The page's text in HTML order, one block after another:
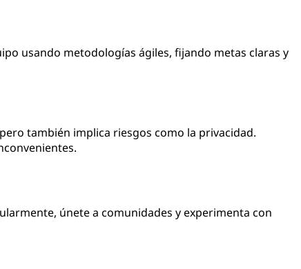
usando metodologías ágiles, fijando metas claras y
también implica riesgos como la privacidad.
únete a comunidades y experimenta con